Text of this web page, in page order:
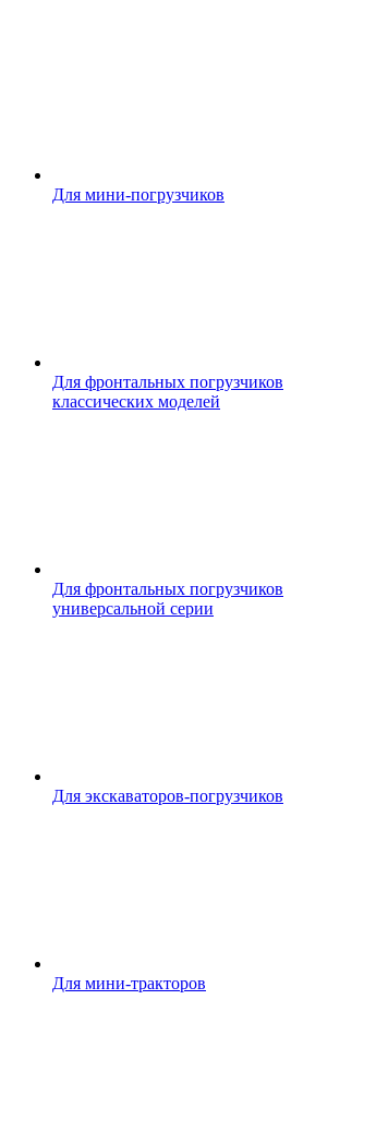
Для мини-погрузчиков
Для фронтальных погрузчиков
классических моделей
Для фронтальных погрузчиков
универсальной серии
Для экскаваторов-погрузчиков
Для мини-тракторов